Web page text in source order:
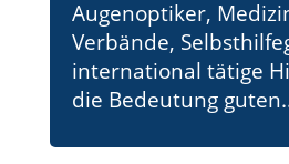
Augenoptiker,
Verbände,
international tätige
die Bedeutung